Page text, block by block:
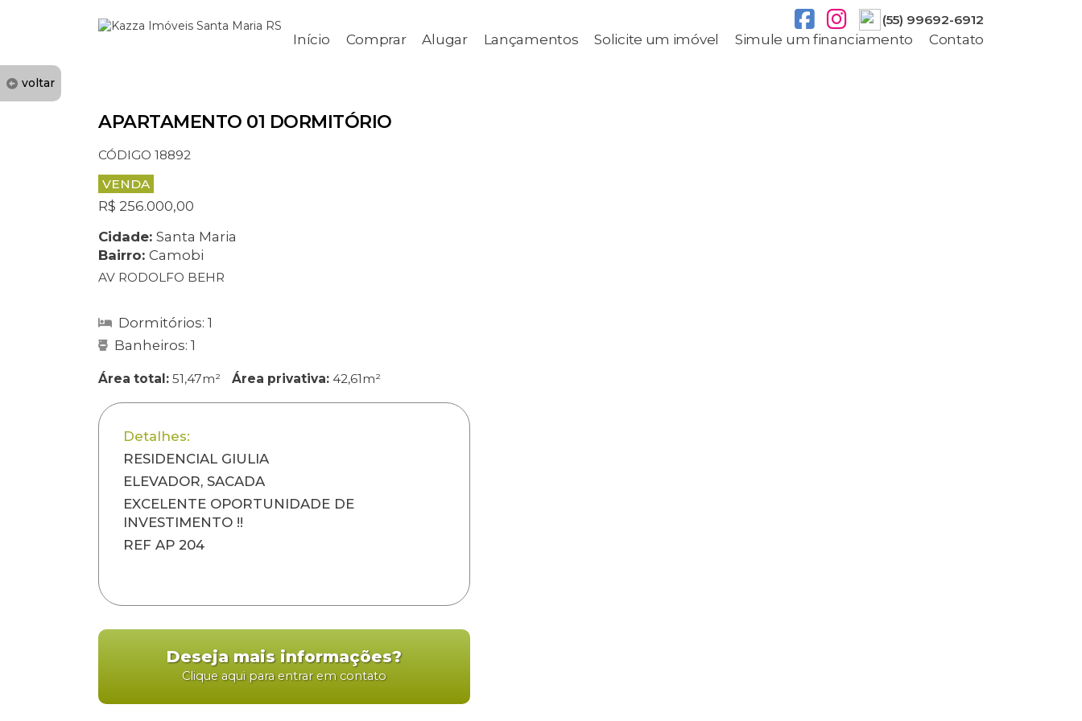
(55) 99692-6912
Início Comprar Alugar Lançamentos Solicite um imóvel Simule um financiamento Contato
voltar
APARTAMENTO 01 DORMITÓRIO
CÓDIGO 18892
VENDA
R$ 256.000,00
Cidade: Santa Maria
Bairro: Camobi
AV RODOLFO BEHR
Dormitórios: 1
Banheiros: 1
Área total: 51,47m² Área privativa: 42,61m²
Detalhes:
RESIDENCIAL GIULIA
ELEVADOR, SACADA
EXCELENTE OPORTUNIDADE DE
INVESTIMENTO !!
REF AP 204
Deseja mais informações?
Clique aqui para entrar em contato